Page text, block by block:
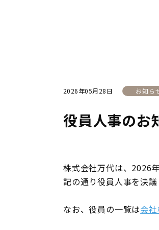
2026年05月28日 お知ら
役員人事のお
株式会社万代は、2026
記の通り役員人事を決議
なお、役員の一覧は会